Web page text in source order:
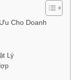
Cho Doanh
Lý